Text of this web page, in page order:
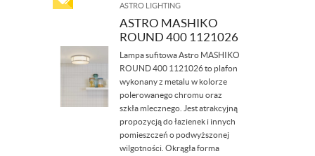
ASTRO LIGHTING
ASTRO MASHIKO
ROUND 400 1121026
Lampa sufitowa Astro MASHIKO
ROUND 400 1121026 to plafon
wykonany z metalu w kolorze
polerowanego chromu oraz
szkła mlecznego. Jest atrakcyjną
propozycją do łazienek i innych
pomieszczeń o podwyższonej
wilgotności. Okrągła forma